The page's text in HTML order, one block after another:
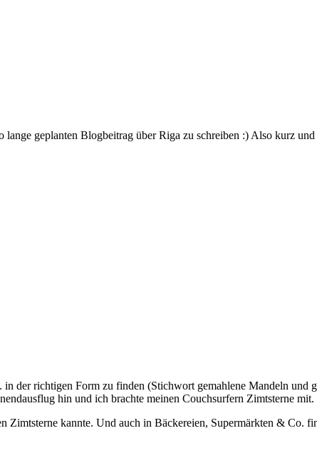
geplanten Blogbeitrag über Riga zu schreiben :) Also kurz
der richtigen Form zu finden (Stichwort gemahlene Mandeln und
hin und ich brachte meinen Couchsurfern Zimtsterne mit.
kannte. Und auch in Bäckereien, Supermärkten & Co.